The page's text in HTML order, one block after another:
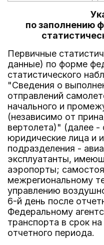
по заполнению
Первичные
данные) по форме
статистического
"Сведения о
отправлений
начального и
(независимо от
вертолета)" (далее
юридические лица и
подразделения -
эксплуатанты,
аэропорты;
межрегиональному
управлению
6-й день после
Федеральному
транспорта в срок
отчетного периода.